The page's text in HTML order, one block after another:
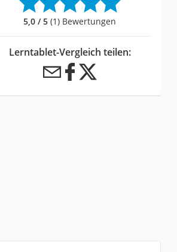
5,0 / 5 (1) Bewertungen
Lerntablet-Vergleich teilen: